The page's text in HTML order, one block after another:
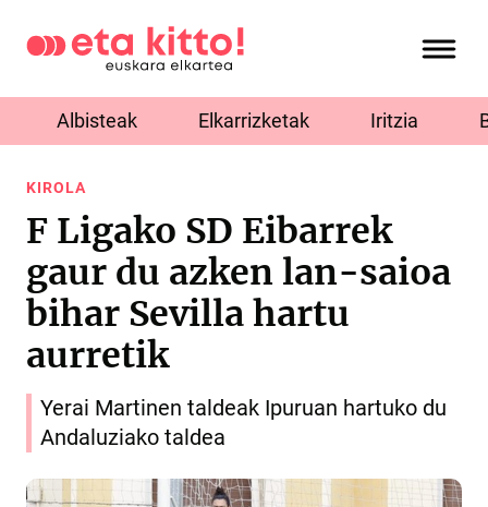
Albisteak Elkarrizketak Iritzia
KIROLA
F Ligako SD Eibarrek
gaur du azken lan-saioa
bihar Sevilla hartu
aurretik
Yerai Martinen taldeak Ipuruan hartuko du
Andaluziako taldea